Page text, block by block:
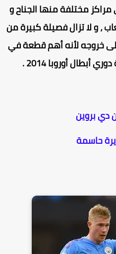
مختلفة منها الجناح و
و لا تزال فصيلة كبيرة من
خروجه لأنه أهم قطعة في
أوروبا 2014 .